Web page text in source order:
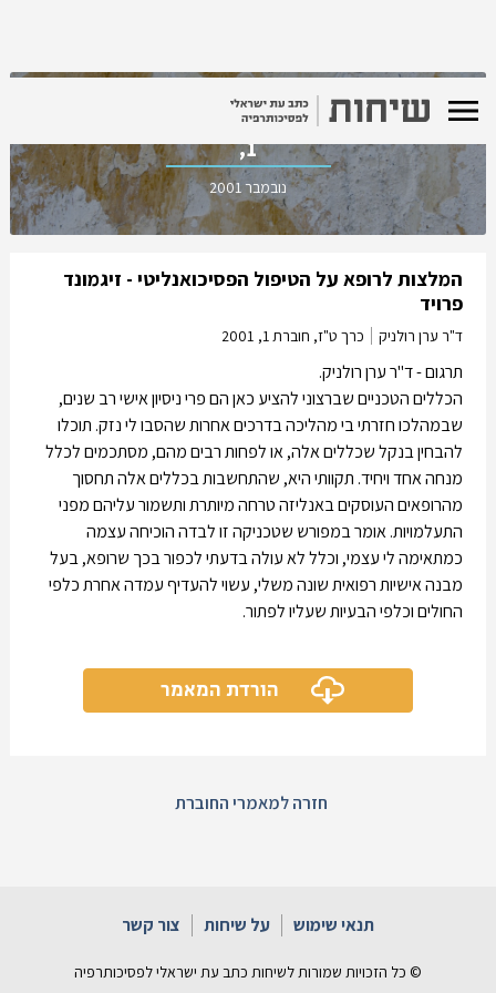
כרך ט"ז, חוברת
1,
נובמבר 2001
המלצות לרופא על הטיפול הפסיכואנליטי - זיגמונד
פרויד
ד"ר ערן רולניק כרך ט"ז, חוברת 1, 2001
תרגום - ד"ר ערן רולניק.
הכללים הטכניים שברצוני להציע כאן הם פרי ניסיון אישי רב שנים,
שבמהלכו חזרתי בי מהליכה בדרכים אחרות שהסבו לי נזק. תוכלו
להבחין בנקל שכללים אלה, או לפחות רבים מהם, מסתכמים לכלל
מנחה אחד ויחיד. תקוותי היא, שהתחשבות בכללים אלה תחסוך
מהרופאים העוסקים באנליזה טרחה מיותרת ותשמור עליהם מפני
התעלמויות. אומר במפורש שטכניקה זו לבדה הוכיחה עצמה
כמתאימה לי עצמי, וכלל לא עולה בדעתי לכפור בכך שרופא, בעל
מבנה אישיות רפואית שונה משלי, עשוי להעדיף עמדה אחרת כלפי
החולים וכלפי הבעיות שעליו לפתור.
הורדת המאמר
חזרה למאמרי החוברת
תנאי שימוש על שיחות צור קשר
© כל הזכויות שמורות לשיחות כתב עת ישראלי לפסיכותרפיה